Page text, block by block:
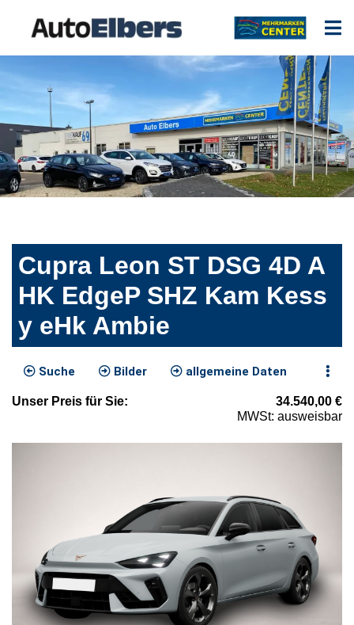
Cupra Leon ST DSG 4D A
HK EdgeP SHZ Kam Kess
y eHk Ambie
Suche Bilder allgemeine Daten
Unser Preis für Sie: 34.540,00 €
MWSt: ausweisbar